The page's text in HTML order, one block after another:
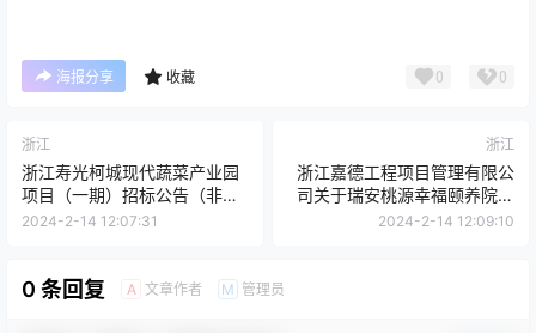
海报分享 收藏 0 0
浙江
浙江寿光柯城现代蔬菜产业园
项目（一期）招标公告（非政
府采购）
2024-2-14 12:07:31
浙江
浙江嘉德工程项目管理有限公
司关于瑞安桃源幸福颐养院建
设工程厨房设备采购的公开招
2024-2-14 12:09:10
0 条回复 A 文章作者 M 管理员